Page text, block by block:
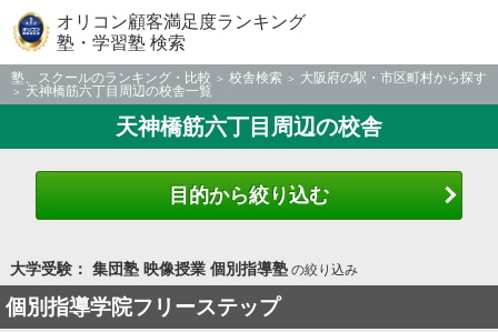
オリコン顧客満足度ランキング
塾・学習塾 検索
塾、スクールのランキング・比較 校舎検索
大阪府の駅・市区町村から探す
天神橋筋六丁目周辺の校舎一覧
天神橋筋六丁目周辺の校舎
目的から絞り込む
大学受験： 集団塾 映像授業 個別指導塾の絞り込み
個別指導学院フリーステップ